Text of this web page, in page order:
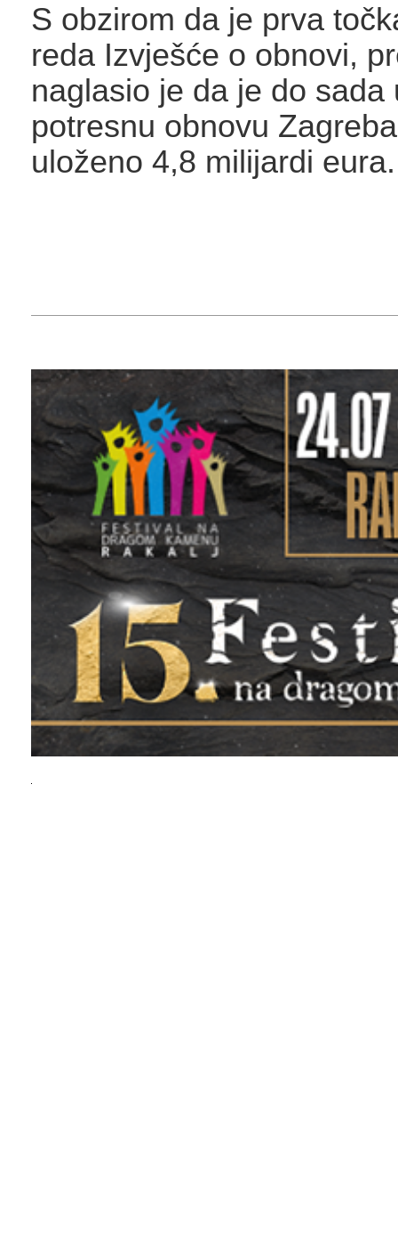
S obzirom da je prva
reda Izvješće o obnovi,
naglasio je da je do sada
potresnu obnovu
uloženo 4,8 milijardi